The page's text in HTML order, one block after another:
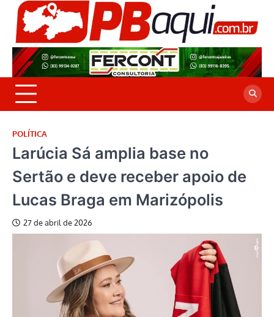
Skip
content
POLÍTICA
Larúcia Sá amplia base no
Sertão e deve receber apoio de
Lucas Braga em Marizópolis
27 de abril de 2026